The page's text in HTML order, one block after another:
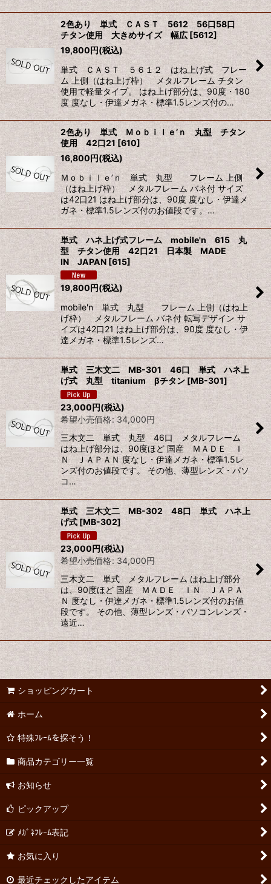
2色あり 単式 ＣＡＳＴ 5612 56口58口
チタン使用 大きめサイズ 幅広[5612]
19,800円(税込)
単式 ＣＡＳＴ ５６１２ はね上げ式 フレー
ム 上側（はね上げ枠） メタルフレーム チタン
使用で軽量タイプ。 はね上げ部分は、90度・180
度 度なし・伊達メガネ・標準1.5レンズ付の…
2色あり 単式 Ｍｏｂｉｌｅ’ｎ 丸型 チタン
使用 42口21 [610]
16,800円(税込)
Ｍｏｂｉｌｅ’ｎ 単式 丸型 フレーム 上側
（はね上げ枠） メタルフレーム バネ付 サイズ
は42口21 はね上げ部分は、90度 度なし・伊達メ
ガネ・標準1.5レンズ付のお値段です。…
単式 ハネ上げ式フレーム mobile'n 615 丸
型 チタン使用 42口21 日本製 MADE
IN JAPAN [615]
19,800円(税込)
mobile'n 単式 丸型 フレーム 上側（はね上
げ枠） メタルフレーム バネ付 転写デザイン サ
イズは42口21 はね上げ部分は、90度 度なし・伊
達メガネ・標準1.5レンズ…
単式 三木文二 MB-301 46口 単式 ハネ上
げ式 丸型 titanium βチタン [MB-301]
23,000円(税込)
希望小売価格: 34,000円
三木文二 単式 丸型 46口 メタルフレーム
はね上げ部分は、90度ほど 国産 ＭＡＤＥ Ｉ
Ｎ ＪＡＰＡＮ 度なし・伊達メガネ・標準1.5レ
ンズ付のお値段です。 その他、薄型レンズ・パソ
コ…
単式 三木文二 MB-302 48口 単式 ハネ上
げ式 [MB-302]
23,000円(税込)
希望小売価格: 34,000円
三木文二 単式 メタルフレーム はね上げ部分
は、90度ほど 国産 ＭＡＤＥ ＩＮ ＪＡＰＡ
Ｎ 度なし・伊達メガネ・標準1.5レンズ付のお値
段です。 その他、薄型レンズ・パソコンレンズ・
遠近…
ショッピングカート
ホーム
特殊ﾌﾚｰﾑを探そう！
商品カテゴリー一覧
お知らせ
ピックアップ
ﾒｶﾞﾈﾌﾚｰﾑ表記
お気に入り
最近チェックしたアイテム